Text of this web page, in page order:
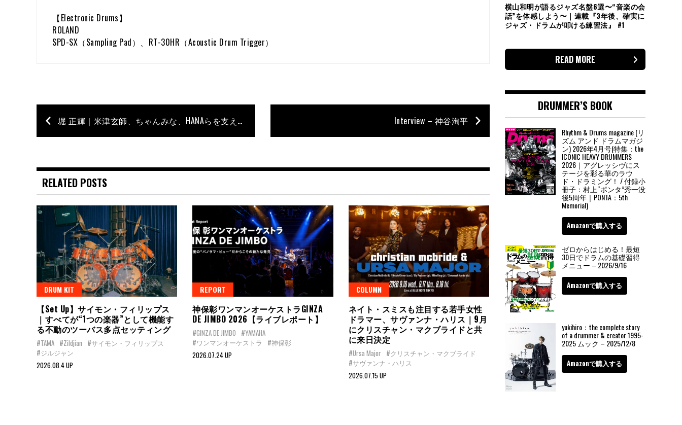
【Electronic Drums】
ROLAND
SPD-SX（Sampling Pad）、RT-30HR（Acoustic Drum Trigger）
堀 正輝｜米津玄師、ちゃんみな、HANAらを支える凄腕ドラマーの使用機材【人と楽器】 Interview – 神谷洵平
RELATED POSTS
DRUM KIT
【Set Up】サイモン・フィリップス
｜すべてが“1つの楽器”として機能す
る不動のツーバス多点セッティング
#TAMA #Zildjian #サイモン・フィリップス
#ジルジャン
2026.08.4 UP
REPORT
神保彰ワンマンオーケストラGINZA
DE JIMBO 2026【ライブレポート】
#GINZA DE JIMBO #YAMAHA
#ワンマンオーケストラ
#神保彰
2026.07.24 UP
COLUMN
ネイト・スミスも注目する若手女性
ドラマー、サヴァンナ・ハリス｜9月
にクリスチャン・マクブライドと共
に来日決定
#Ursa Major #クリスチャン・マクブライド
#サヴァンナ・ハリス
2026.07.15 UP
横山和明が語るジャズ名盤6選〜“音楽の会
話”を体感しよう〜｜連載『3年後、確実に
ジャズ・ドラムが叩ける練習法』 #1
READ MORE
DRUMMER’S BOOK
Rhythm & Drums magazine (リ
ズム アンド ドラムマガジ
ン) 2026年4月号(特集：the
ICONIC HEAVY DRUMMERS
2026｜アグレッシヴにス
テージを彩る華のラウ
ド・ドラミング！ / 付録小
冊子：村上“ポンタ”秀一没
後5周年｜PONTA：5th
Memorial)
Amazonで購入する
ゼロからはじめる！最短
30日でドラムの基礎習得
メニュー – 2026/9/16
Amazonで購入する
yukihiro：the complete story
of a drummer & creator 1995-
2025 ムック – 2025/12/8
Amazonで購入する